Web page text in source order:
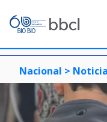
Nacional > Noticia